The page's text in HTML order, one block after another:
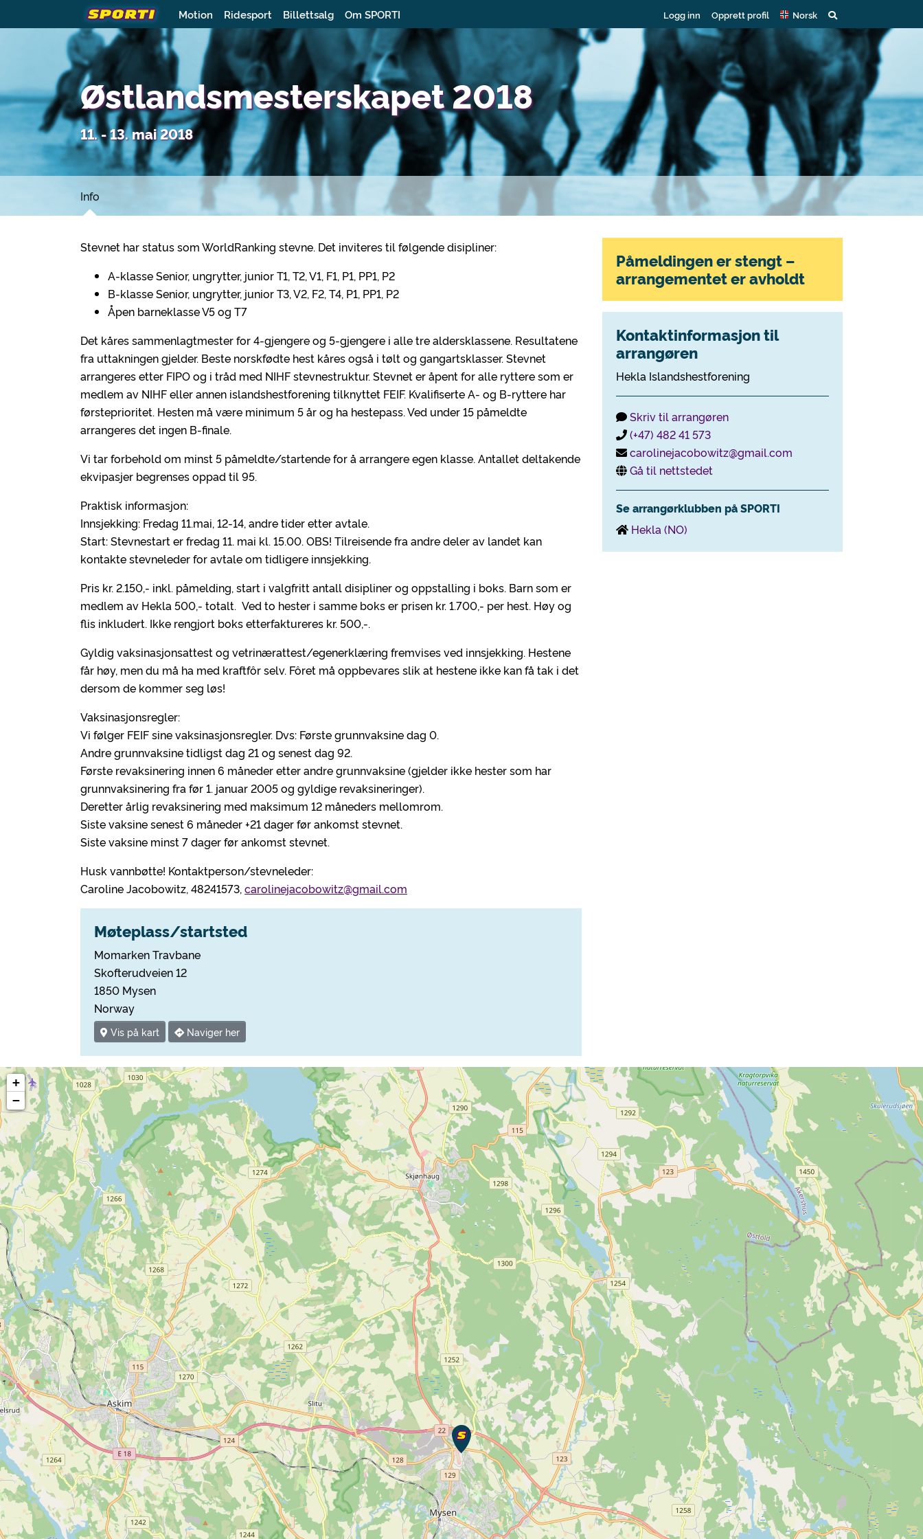
Motion Ridesport Billettsalg Om SPORTI Logg inn Opprett profil Norsk
Østlandsmesterskapet 2018
11. - 13. mai 2018
Info
Stevnet har status som WorldRanking stevne. Det inviteres til følgende disipliner:
A-klasse Senior, ungrytter, junior T1, T2, V1, F1, P1, PP1, P2
B-klasse Senior, ungrytter, junior T3, V2, F2, T4, P1, PP1, P2
Åpen barneklasse V5 og T7
Det kåres sammenlagtmester for 4-gjengere og 5-gjengere i alle tre aldersklassene. Resultatene
fra uttakningen gjelder. Beste norskfødte hest kåres også i tølt og gangartsklasser. Stevnet
arrangeres etter FIPO og i tråd med NIHF stevnestruktur. Stevnet er åpent for alle ryttere som er
medlem av NIHF eller annen islandshestforening tilknyttet FEIF. Kvalifiserte A- og B-ryttere har
førsteprioritet. Hesten må være minimum 5 år og ha hestepass. Ved under 15 påmeldte
arrangeres det ingen B-finale.
Vi tar forbehold om minst 5 påmeldte/startende for å arrangere egen klasse. Antallet deltakende
ekvipasjer begrenses oppad til 95.
Praktisk informasjon:
Innsjekking: Fredag 11.mai, 12-14, andre tider etter avtale.
Start: Stevnestart er fredag 11. mai kl. 15.00. OBS! Tilreisende fra andre deler av landet kan
kontakte stevneleder for avtale om tidligere innsjekking.
Pris kr. 2.150,- inkl. påmelding, start i valgfritt antall disipliner og oppstalling i boks. Barn som er
medlem av Hekla 500,- totalt. Ved to hester i samme boks er prisen kr. 1.700,- per hest. Høy og
flis inkludert. Ikke rengjort boks etterfaktureres kr. 500,-.
Gyldig vaksinasjonsattest og vetrinærattest/egenerklæring fremvises ved innsjekking. Hestene
får høy, men du må ha med kraftfôr selv. Fôret må oppbevares slik at hestene ikke kan få tak i det
dersom de kommer seg løs!
Vaksinasjonsregler:
Vi følger FEIF sine vaksinasjonsregler. Dvs: Første grunnvaksine dag 0.
Andre grunnvaksine tidligst dag 21 og senest dag 92.
Første revaksinering innen 6 måneder etter andre grunnvaksine (gjelder ikke hester som har
grunnvaksinering fra før 1. januar 2005 og gyldige revaksineringer).
Deretter årlig revaksinering med maksimum 12 måneders mellomrom.
Siste vaksine senest 6 måneder +21 dager før ankomst stevnet.
Siste vaksine minst 7 dager før ankomst stevnet.
Husk vannbøtte! Kontaktperson/stevneleder:
Caroline Jacobowitz, 48241573,carolinejacobowitz@gmail.com
Møteplass/startsted
Momarken Travbane
Skofterudveien 12
1850 Mysen
Norway
Vis på kart Naviger her
Påmeldingen er stengt –
arrangementet er avholdt
Kontaktinformasjon til
arrangøren
Hekla Islandshestforening
Skriv til arrangøren
(+47) 482 41 573
carolinejacobowitz@gmail.com
Gå til nettstedet
Se arrangørklubben på SPORTI
Hekla (NO)
+
−